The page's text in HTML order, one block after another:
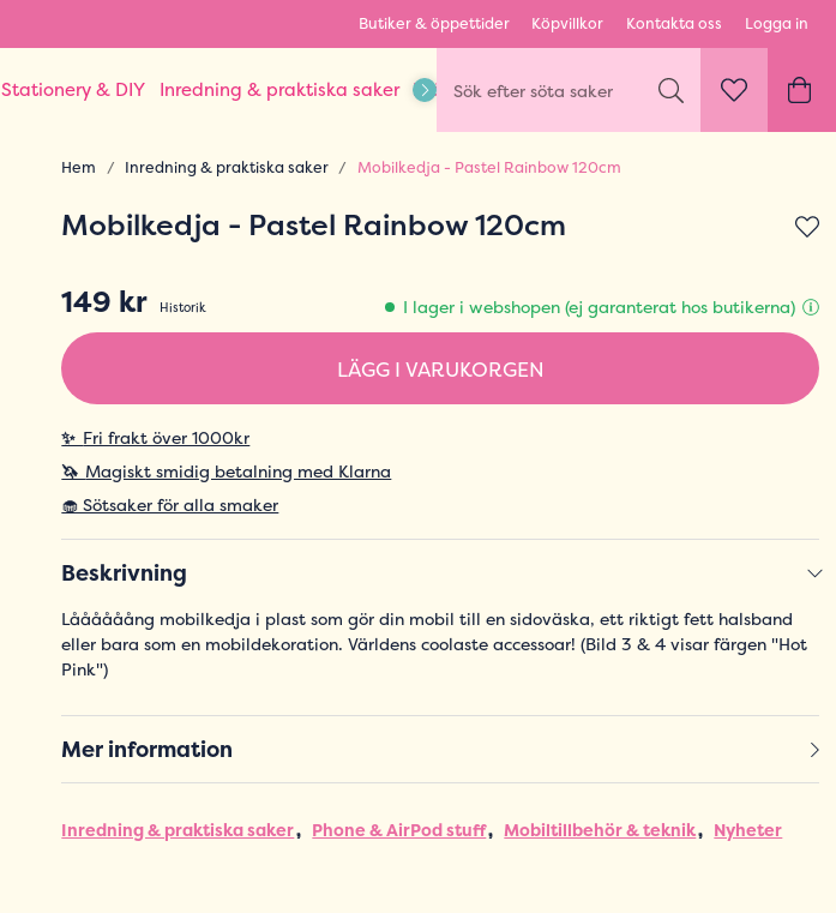
Butiker & öppettider Köpvillkor Kontakta oss Logga in
Stationery & DIY Inredning & praktiska saker Kläder & Outfits Karaktärer & fandom
Hem Inredning & praktiska saker Mobilkedja - Pastel Rainbow 120cm
Mobilkedja - Pastel Rainbow 120cm
149 kr
Historik I lager i webshopen (ej garanterat hos butikerna)
LÄGG I VARUKORGEN
✨ Fri frakt över 1000kr
🦄 Magiskt smidig betalning med Klarna
🧁 Sötsaker för alla smaker
Beskrivning
Låååååång mobilkedja i plast som gör din mobil till en sidoväska, ett riktigt fett halsband
eller bara som en mobildekoration. Världens coolaste accessoar! (Bild 3 & 4 visar färgen "Hot
Pink")
Mer information
Inredning & praktiska saker Phone & AirPod stuff Mobiltillbehör & teknik Nyheter